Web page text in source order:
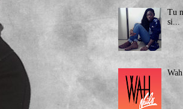
Tu
si...